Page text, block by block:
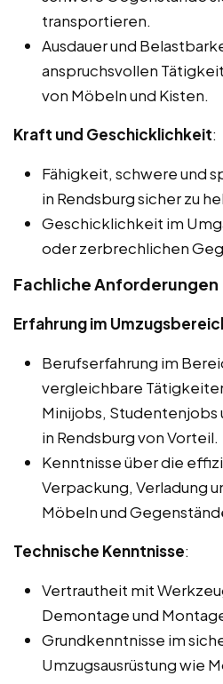
transportieren.
Ausdauer und
anspruchsvollen
von Möbeln und Kisten.
Kraft und Geschicklichkeit:
Fähigkeit, schwere und
in Rendsburg sicher zu
Geschicklichkeit im
oder zerbrechlichen
Fachliche Anforderungen
Erfahrung im
Berufserfahrung im
vergleichbare
Minijobs,
in Rendsburg von Vorteil.
Kenntnisse über die
Verpackung, Verladung
Möbeln und
Technische Kenntnisse:
Vertrautheit mit
Demontage und
Grundkenntnisse im
Umzugsausrüstung wie